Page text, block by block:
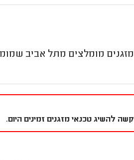
מומלצים מתל אביב
להשיג טכנאי מזגנים זמינים היום.